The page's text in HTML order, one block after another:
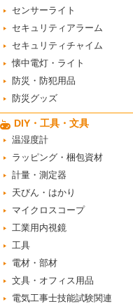
センサーライト
セキュリティアラーム
セキュリティチャイム
懐中電灯・ライト
防災・防犯用品
防災グッズ
DIY・工具・文具
温湿度計
ラッピング・梱包資材
計量・測定器
天びん・はかり
マイクロスコープ
工業用内視鏡
工具
電材・部材
文具・オフィス用品
電気工事士技能試験関連